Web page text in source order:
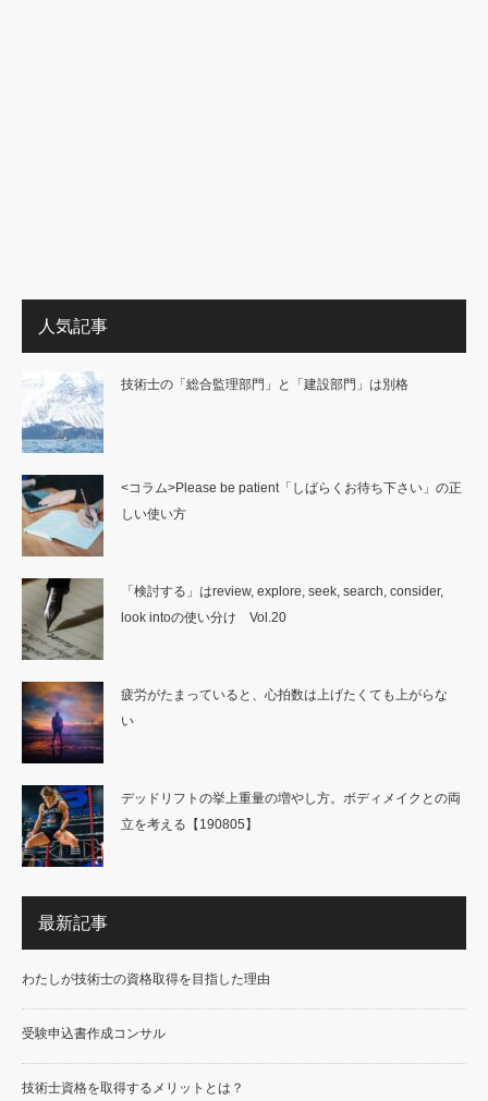
人気記事
技術士の「総合監理部門」と「建設部門」は別格
<コラム>Please be patient「しばらくお待ち下さい」の正
しい使い方
「検討する」はreview, explore, seek, search, consider,
look intoの使い分け Vol.20
疲労がたまっていると、心拍数は上げたくても上がらな
い
デッドリフトの挙上重量の増やし方。ボディメイクとの両
立を考える【190805】
最新記事
わたしが技術士の資格取得を目指した理由
受験申込書作成コンサル
技術士資格を取得するメリットとは？